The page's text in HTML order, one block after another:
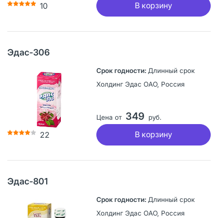
10 В корзину
Эдас-306
22
Длинный срок
Холдинг Эдас ОАО, Россия
Цена от 349 руб.
В корзину
Эдас-801
Длинный срок
Холдинг Эдас ОАО, Россия